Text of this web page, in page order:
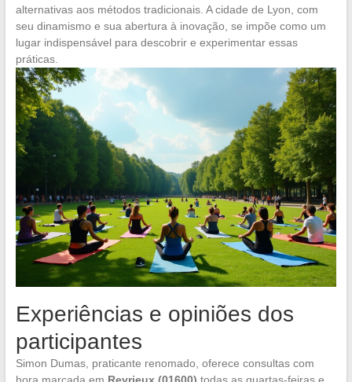
alternativas aos métodos tradicionais. A cidade de Lyon, com
seu dinamismo e sua abertura à inovação, se impõe como um
lugar indispensável para descobrir e experimentar essas
práticas.
Experiências e opiniões dos
participantes
Simon Dumas, praticante renomado, oferece consultas com